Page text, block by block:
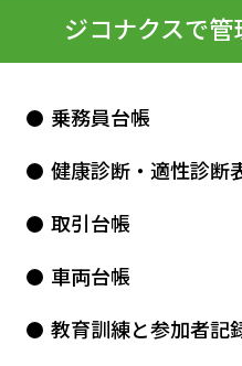
ジコナクスで
乗務員台帳
健康診断・適性診断
取引台帳
車両台帳
教育訓練と参加者記